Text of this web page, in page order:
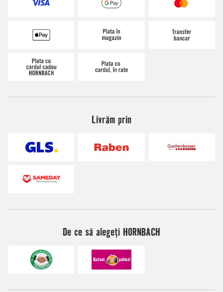
Livrăm prin
De ce să alegeți HORNBACH